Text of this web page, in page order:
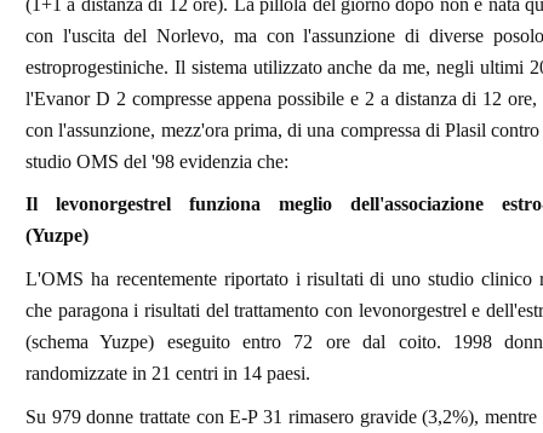
con l'uscita del Norlevo, ma con l'assunzione di diverse
estroprogestiniche. Il sistema utilizzato anche da me, negli ultimi
l'Evanor D 2 compresse appena possibile e 2 a distanza di 12 ore,
con l'assunzione, mezz'ora prima, di una compressa di Plasil
studio OMS del '98 evidenzia che:
Il levonorgestrel funziona meglio dell'associazione
(Yuzpe)
L'OMS ha recentemente riportato i risultati di uno studio clinico
che paragona i risultati del trattamento con levonorgestrel e
(schema Yuzpe) eseguito entro 72 ore dal coito. 1998
randomizzate in 21 centri in 14 paesi.
Su 979 donne trattate con E-P 31 rimasero gravide (3,2%),